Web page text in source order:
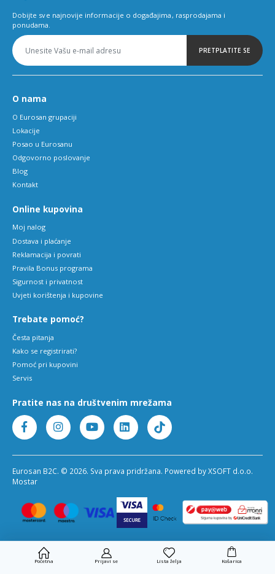
Početna Prijavi se Lista želja Košarica
Dobijte sve najnovije informacije o događajima, rasprodajama i
ponudama.
PRETPLATITE SE
O nama
O Eurosan grupaciji
Lokacije
Posao u Eurosanu
Odgovorno poslovanje
Blog
Kontakt
Online kupovina
Moj nalog
Dostava i plaćanje
Reklamacija i povrati
Pravila Bonus programa
Sigurnost i privatnost
Uvjeti korištenja i kupovine
Trebate pomoć?
Česta pitanja
Kako se registrirati?
Pomoć pri kupovini
Servis
Pratite nas na društvenim mrežama
Eurosan B2C. © 2026. Sva prava pridržana. Powered by XSOFT d.o.o.
Mostar